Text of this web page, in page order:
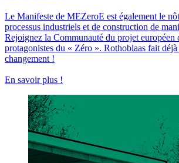
Le Manifeste de MEZeroE est également le
processus industriels et de construction de
Rejoignez la Communauté du projet européen
protagonistes du « Zéro ». Rothoblaas fait
changement !
En savoir plus !